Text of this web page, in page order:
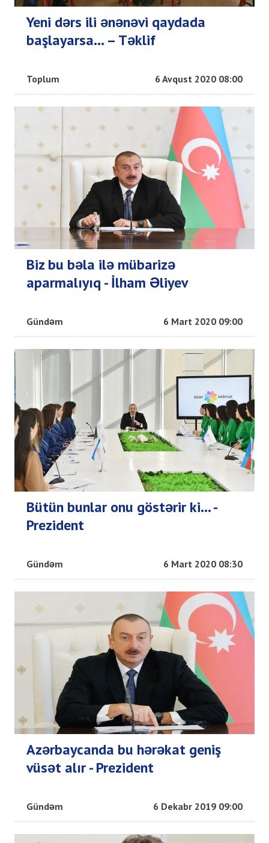
Yeni dərs ili ənənəvi qaydada
başlayarsa... – Təklif
Toplum 6 Avqust 2020 08:00
Biz bu bəla ilə mübarizə
aparmalıyıq - İlham Əliyev
Gündəm 6 Mart 2020 09:00
Bütün bunlar onu göstərir ki... -
Prezident
Gündəm 6 Mart 2020 08:30
Azərbaycanda bu hərəkat geniş
vüsət alır - Prezident
Gündəm 6 Dekabr 2019 09:00